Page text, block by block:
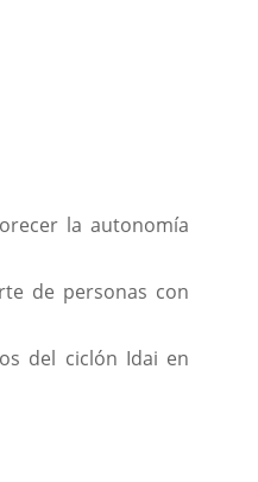
la autonomía
de personas con
del ciclón Idai en